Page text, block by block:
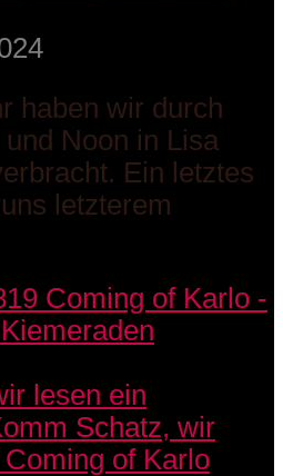
haben wir durch
Noon in Lisa
Ein letztes
letzterem
lesen ein
Schatz, wir
of Karlo